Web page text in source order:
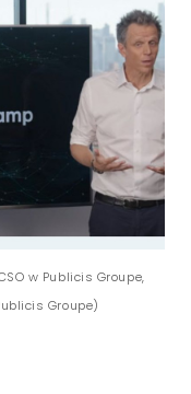
w Publicis Groupe,
Groupe)